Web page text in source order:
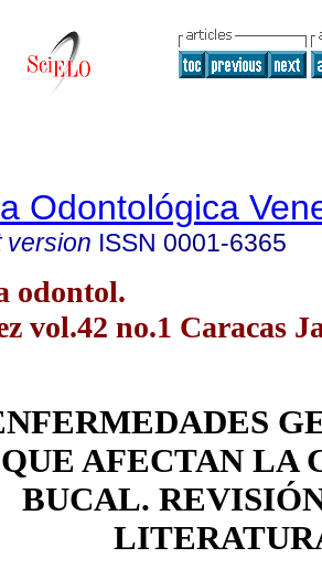
Odontológica
version ISSN 0001-6365
odontol.
vol.42 no.1 Caracas
QUE AFECTAN LA
BUCAL.